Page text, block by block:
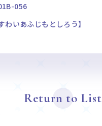
056
わいあふじもとしろう】
Return to List